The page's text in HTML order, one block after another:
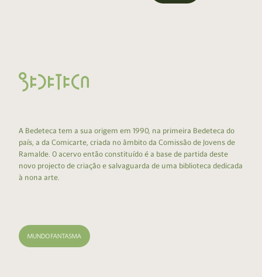
A Bedeteca tem a sua origem em 1990, na primeira Bedeteca do
país, a da Comicarte, criada no âmbito da Comissão de Jovens de
Ramalde. O acervo então constituído é a base de partida deste
novo projecto de criação e salvaguarda de uma biblioteca dedicada
à nona arte.